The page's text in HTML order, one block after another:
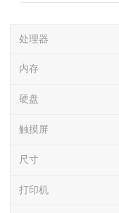
处理器
内存
硬盘
触摸屏
尺寸
打印机